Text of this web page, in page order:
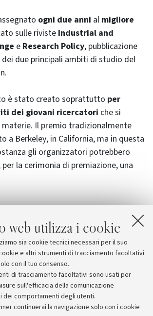
web utilizza i cookie
sia cookie tecnici necessari per il suo
e altri strumenti di tracciamento facoltativi
con il tuo consenso.
di tracciamento facoltativi sono usati per
sull'efficacia della comunicazione
dei comportamenti degli utenti.
continuerai la navigazione solo con i cookie
ogni due anni al migliore
sulle rivisteIndustrial and
e Research Policy, pubblicazione
dei due principali ambiti di studio del
.
è stato creato soprattutto per
dei giovani ricercatori che si
Il premio tradizionalmente
a Berkeley, in California, ma in questa
gli organizzatori potrebbero
per la cerimonia di premiazione, una
The market for patents in Europe